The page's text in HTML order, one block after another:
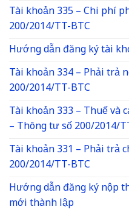
Tài khoản 335 – Chi phí
200/2014/TT-BTC
Hướng dẫn đăng ký tài
Tài khoản 334 – Phải trả
200/2014/TT-BTC
Tài khoản 333 – Thuế và
– Thông tư số 200/2014/
Tài khoản 331 – Phải trả
200/2014/TT-BTC
Hướng dẫn đăng ký nộp
mới thành lập